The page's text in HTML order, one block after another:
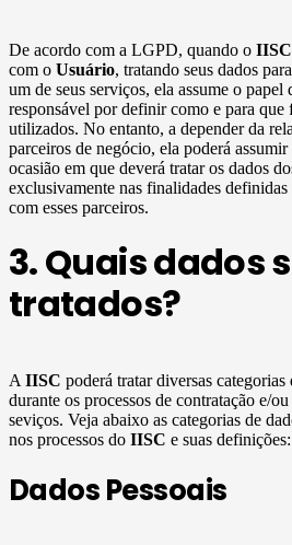
De acordo com a LGPD, quando o IISC
com o Usuário, tratando seus dados
um de seus serviços, ela assume o papel
responsável por definir como e para que
utilizados. No entanto, a depender da
parceiros de negócio, ela poderá
ocasião em que deverá tratar os dados
exclusivamente nas finalidades
com esses parceiros.
3. Quais dados
tratados?
A IISC poderá tratar diversas categorias
durante os processos de contratação e/
seviços. Veja abaixo as categorias de
nos processos do IISC e suas definições:
Dados Pessoais